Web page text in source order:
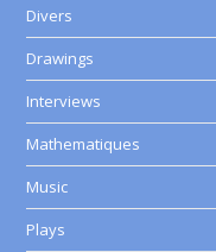
Divers
Drawings
Interviews
Mathematiques
Music
Plays